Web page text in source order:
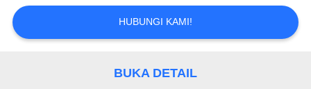
KASUS
HUBUNGI KAMI!
BUKA DETAIL